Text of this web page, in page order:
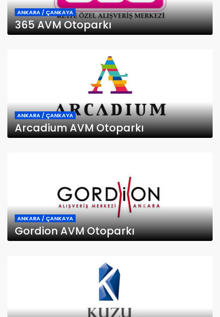
ANKARA / ÇANKAYA
365 AVM Otoparkı
ANKARA / ÇANKAYA
Arcadium AVM Otoparkı
ANKARA / ÇANKAYA
Gordion AVM Otoparkı